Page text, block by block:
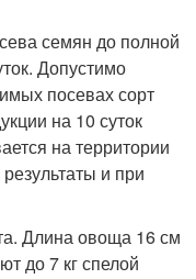
семян до полной
Допустимо
посевах сорт
на 10 суток
на территории
и при
Длина овоща 16 см
до 7 кг спелой